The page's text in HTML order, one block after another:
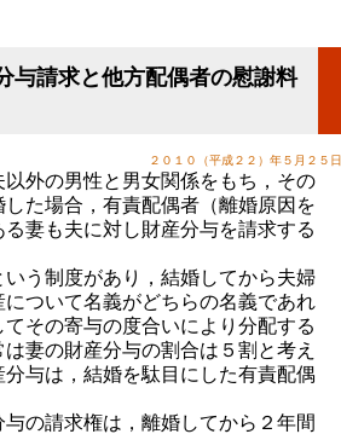
与請求と他方配偶者の慰謝料
２０１０（平成２２）年５月２５日
外の男性と男女関係をもち，その
た場合，有責配偶者（離婚原因を
妻も夫に対し財産分与を請求する
う制度があり，結婚してから夫婦
ついて名義がどちらの名義であれ
その寄与の度合いにより分配する
妻の財産分与の割合は５割と考え
与は，結婚を駄目にした有責配偶
の請求権は，離婚してから２年間